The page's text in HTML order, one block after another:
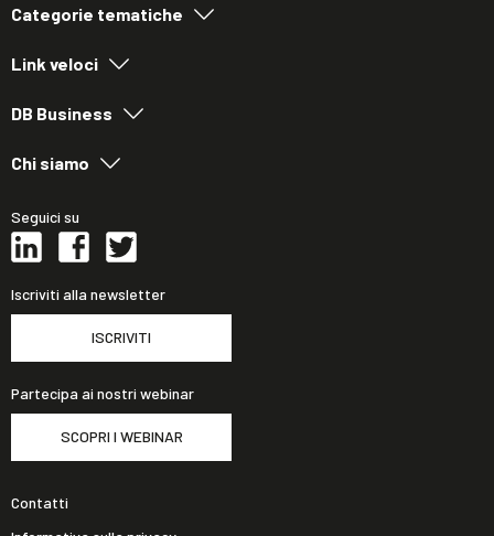
Categorie tematiche
Link veloci
DB Business
Chi siamo
Seguici su
Iscriviti alla newsletter
ISCRIVITI
Partecipa ai nostri webinar
SCOPRI I WEBINAR
Contatti